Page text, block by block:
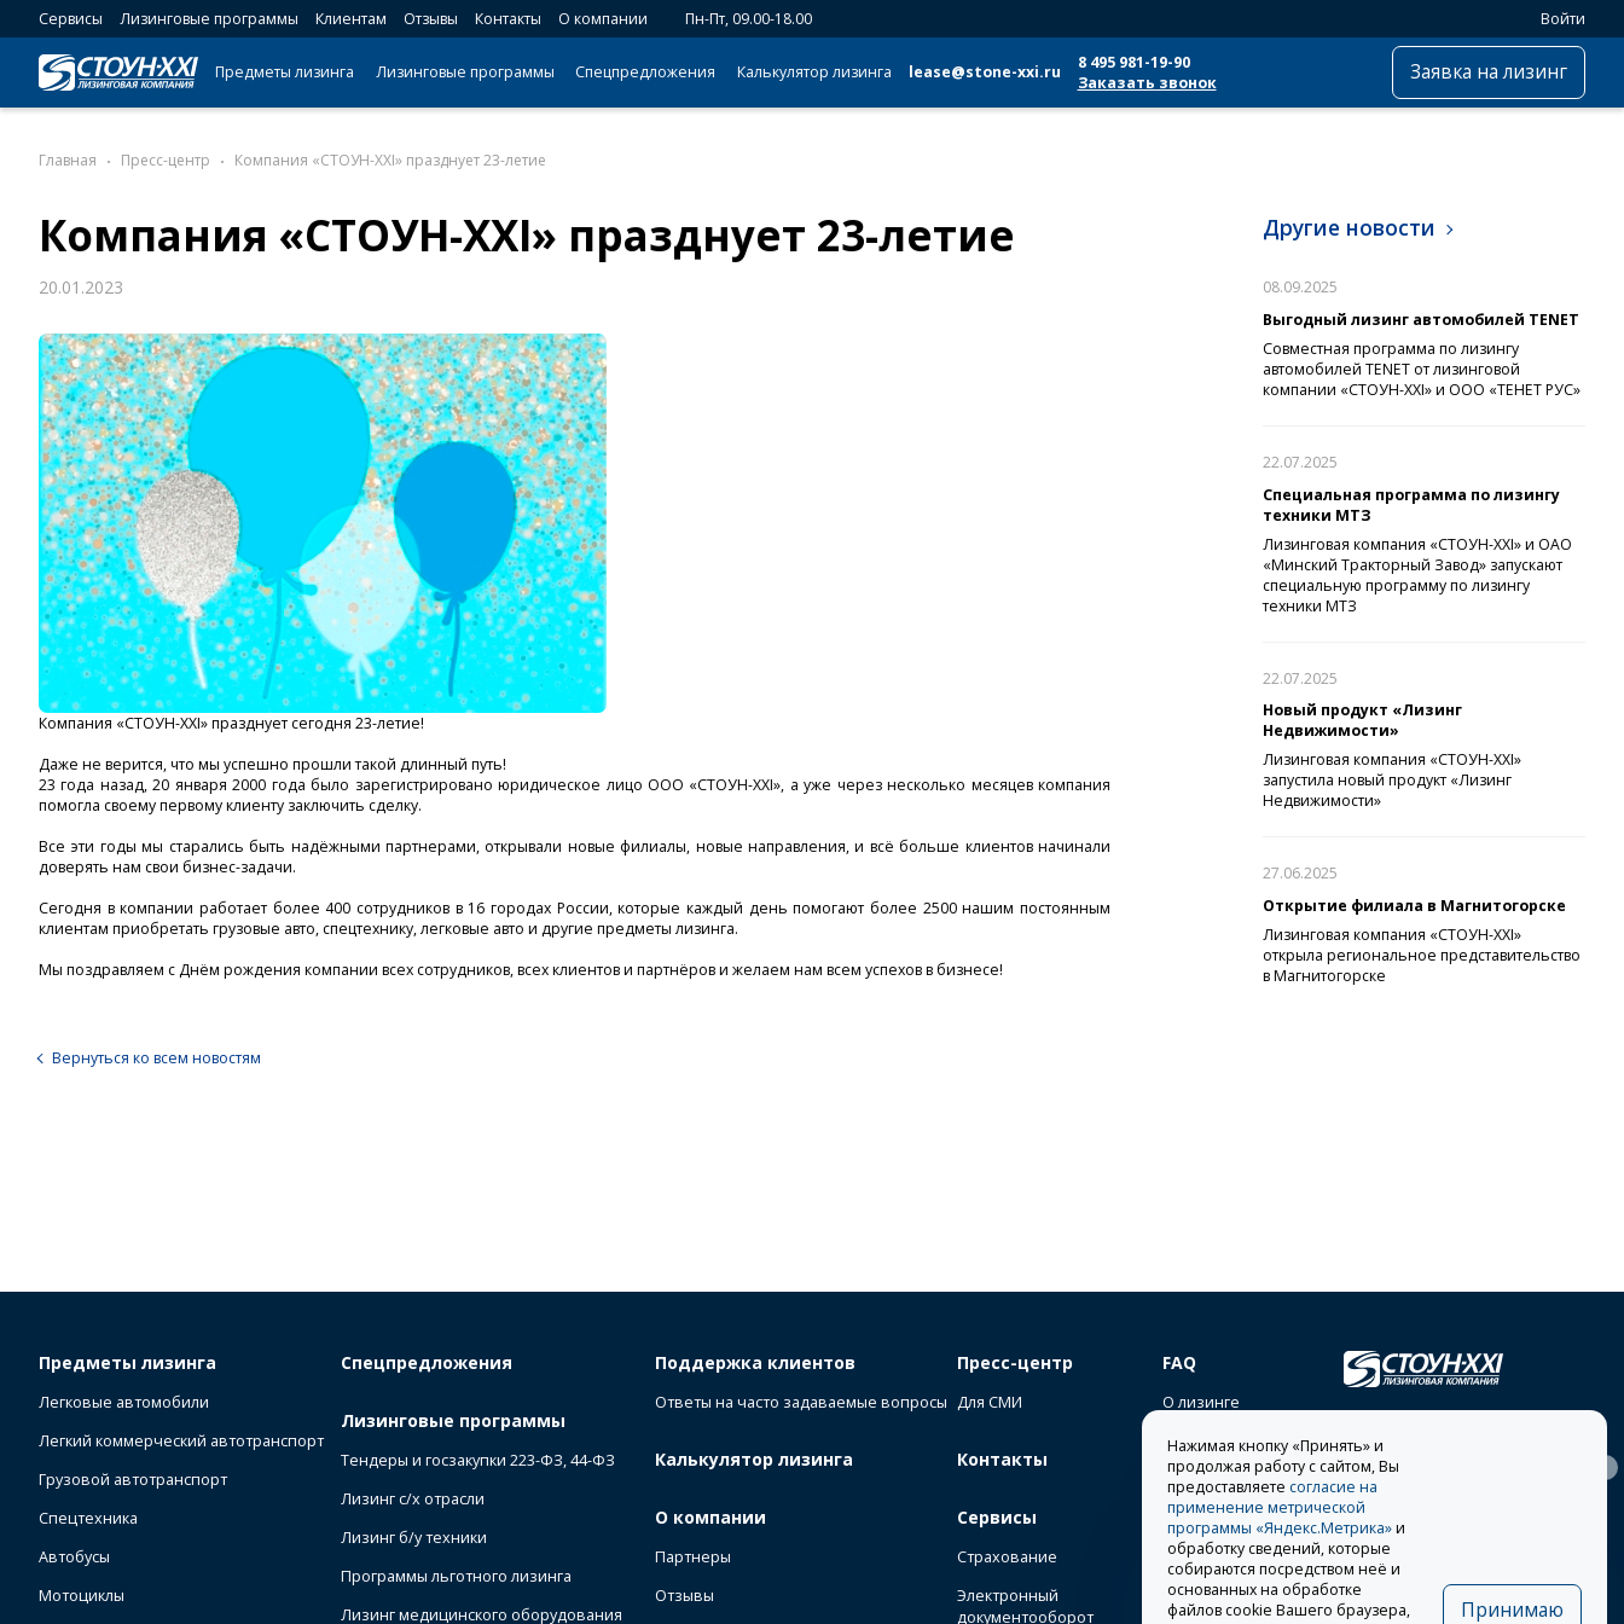
Сервисы Лизинговые программы Клиентам Отзывы Контакты О компании Пн-Пт, 09.00-18.00 Войти
Предметы лизинга Лизинговые программы Спецпредложения Калькулятор лизинга lease@stone-xxi.ru
8 495 981-19-90
Заказать звонок
Заявка на лизинг
Главная Пресс-центр Компания «СТОУН-XXI» празднует 23-летие
Компания «СТОУН-XXI» празднует 23-летие
20.01.2023
Компания «СТОУН-XXI» празднует сегодня 23-летие!
Даже не верится, что мы успешно прошли такой длинный путь!
23 года назад, 20 января 2000 года было зарегистрировано юридическое лицо ООО «СТОУН-XXI», а уже через несколько месяцев компания
помогла своему первому клиенту заключить сделку.
Все эти годы мы старались быть надёжными партнерами, открывали новые филиалы, новые направления, и всё больше клиентов начинали
доверять нам свои бизнес-задачи.
Сегодня в компании работает более 400 сотрудников в 16 городах России, которые каждый день помогают более 2500 нашим постоянным
клиентам приобретать грузовые авто, спецтехнику, легковые авто и другие предметы лизинга.
Мы поздравляем с Днём рождения компании всех сотрудников, всех клиентов и партнёров и желаем нам всем успехов в бизнесе!
Другие новости
08.09.2025
Выгодный лизинг автомобилей TENET
Совместная программа по лизингу
автомобилей TENET от лизинговой
компании «СТОУН-XXI» и ООО «ТЕНЕТ РУС»
22.07.2025
Специальная программа по лизингу
техники МТЗ
Лизинговая компания «СТОУН-XXI» и ОАО
«Минский Тракторный Завод» запускают
специальную программу по лизингу
техники МТЗ
22.07.2025
Новый продукт «Лизинг
Недвижимости»
Лизинговая компания «СТОУН-XXI»
запустила новый продукт «Лизинг
Недвижимости»
27.06.2025
Открытие филиала в Магнитогорске
Лизинговая компания «СТОУН-XXI»
открыла региональное представительство
в Магнитогорске
Вернуться ко всем новостям
Предметы лизинга
Легковые автомобили
Легкий коммерческий автотранспорт
Грузовой автотранспорт
Спецтехника
Автобусы
Мотоциклы
Спецпредложения
Лизинговые программы
Тендеры и госзакупки 223-ФЗ, 44-ФЗ
Лизинг с/х отрасли
Лизинг б/у техники
Программы льготного лизинга
Лизинг медицинского оборудования
Поддержка клиентов
Ответы на часто задаваемые вопросы
Калькулятор лизинга
О компании
Партнеры
Отзывы
Пресс-центр
Для СМИ
Контакты
Сервисы
Страхование
Электронный
документооборот
FAQ
О лизинге
Раскрытие
информации
394026, г.Воронеж,
Московский пр-т, д. 7е, оф.
Другие представительства
8 495 981-19-90
Нажимая кнопку «Принять» и
продолжая работу с сайтом, Вы
предоставляете согласие на
применение метрической
программы «Яндекс.Метрика»и
обработку сведений, которые
собираются посредством неё и
основанных на обработке
файлов cookie Вашего браузера,
Принимаю